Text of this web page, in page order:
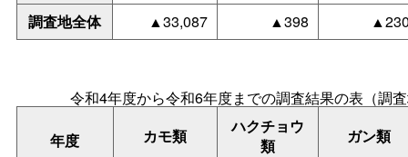
調査地全体 ▲33,087 ▲398
令和4年度から令和6年度までの調査結果の表（調
年度 カモ類
ハクチョウ
類
ガン類